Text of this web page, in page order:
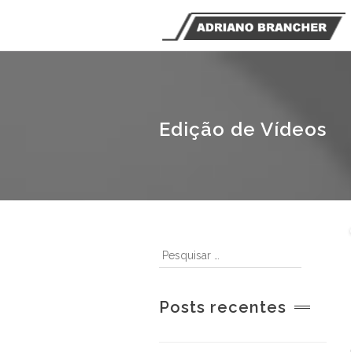
Edição de Vídeos
Posts recentes